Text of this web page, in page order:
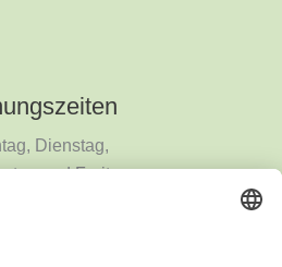
Dienstag,
und Freitag